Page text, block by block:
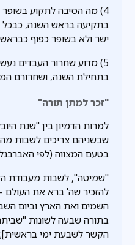
4) מה הסיבה לתקוע בשופר
בתקיעה בראש השנה, כבכל
ישר ולא בשופר כפוף
5) מדוע שחרור העבדים
בתחילת השנה, ושחרורם
"זכר למתן תורה"
למרות הדמיון בין "שנת
שבשניהם צריכים לשבות
בטעם המצווה (לפי האברבנל
"שמיטה", לשבות מעבודת
להזכיר שה' ברא את
השמים ואת הארץ וביום
בתורה שבעה לשונות
הקשר לשבעת ימי בראשית];